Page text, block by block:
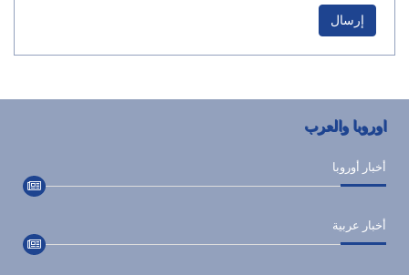
إرسال
اوروبا والعرب
أخبار أوروبا
أخبار عربية